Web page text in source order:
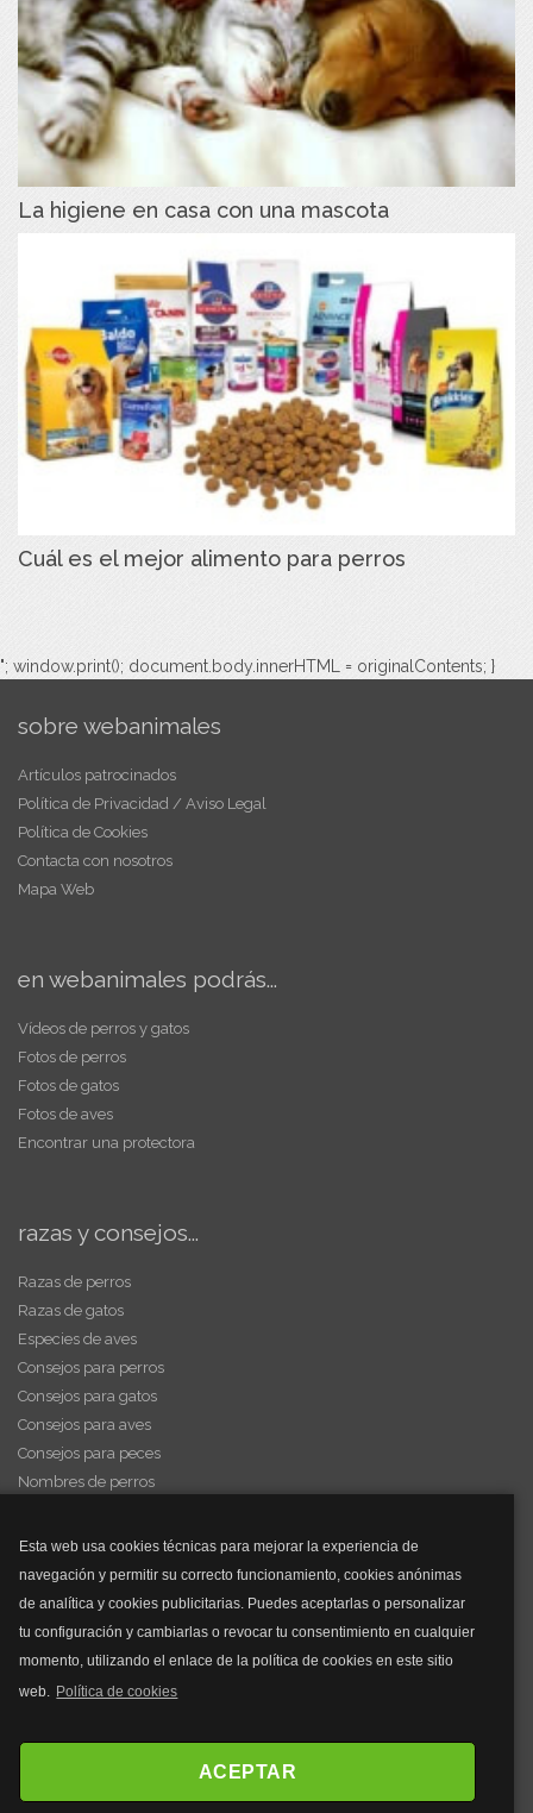
Esta web usa cookies técnicas para mejorar la experiencia de
navegación y permitir su correcto funcionamiento, cookies anónimas
de analítica y cookies publicitarias. Puedes aceptarlas o personalizar
tu configuración y cambiarlas o revocar tu consentimiento en cualquier
momento, utilizando el enlace de la política de cookies en este sitio
web. Política de cookies
ACEPTAR
La higiene en casa con una mascota
Cuál es el mejor alimento para perros
"; window.print(); document.body.innerHTML = originalContents; }
sobre webanimales
Artículos patrocinados
Política de Privacidad / Aviso Legal
Política de Cookies
Contacta con nosotros
Mapa Web
en webanimales podrás...
Vídeos de perros y gatos
Fotos de perros
Fotos de gatos
Fotos de aves
Encontrar una protectora
razas y consejos...
Razas de perros
Razas de gatos
Especies de aves
Consejos para perros
Consejos para gatos
Consejos para aves
Consejos para peces
Nombres de perros
y mucho más...